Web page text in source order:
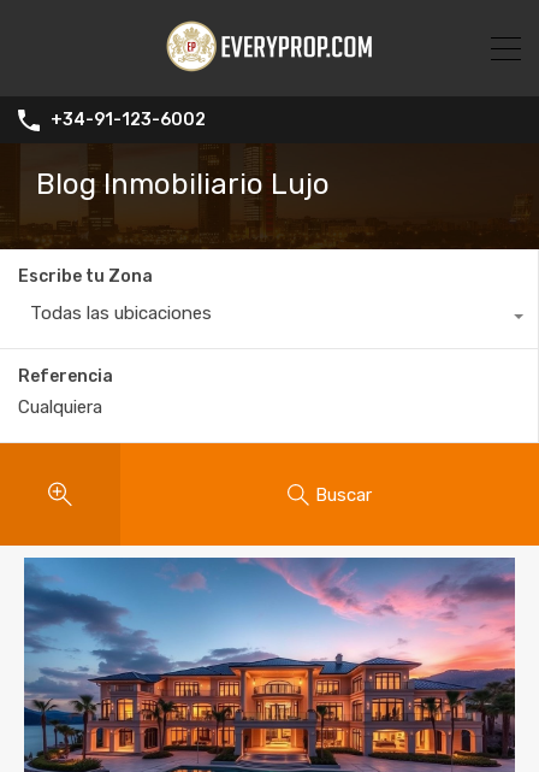
+34-91-123-6002
Blog Inmobiliario Lujo
Escribe tu Zona
Todas las ubicaciones
Referencia
Buscar